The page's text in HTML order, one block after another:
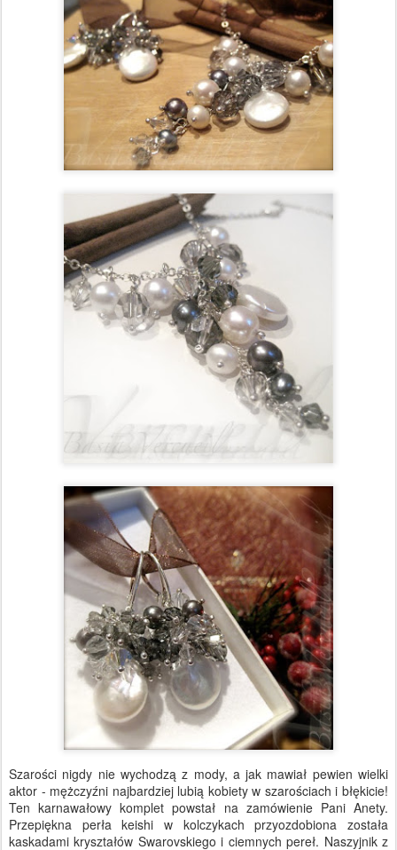
Szarości nigdy nie wychodzą z mody, a jak mawiał pewien wielki
aktor - mężczyźni najbardziej lubią kobiety w szarościach i błękicie!
Ten karnawałowy komplet powstał na zamówienie Pani Anety.
Przepiękna perła keishi w kolczykach przyozdobiona została
kaskadami kryształów Swarovskiego i ciemnych pereł. Naszyjnik z